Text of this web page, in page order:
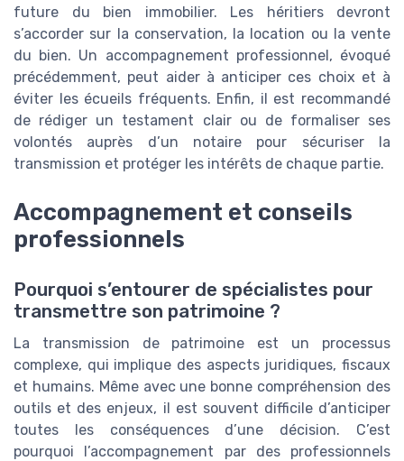
future du bien immobilier. Les héritiers devront
s’accorder sur la conservation, la location ou la vente
du bien. Un accompagnement professionnel, évoqué
précédemment, peut aider à anticiper ces choix et à
éviter les écueils fréquents. Enfin, il est recommandé
de rédiger un testament clair ou de formaliser ses
volontés auprès d’un notaire pour sécuriser la
transmission et protéger les intérêts de chaque partie.
Accompagnement et conseils
professionnels
Pourquoi s’entourer de spécialistes pour
transmettre son patrimoine ?
La transmission de patrimoine est un processus
complexe, qui implique des aspects juridiques, fiscaux
et humains. Même avec une bonne compréhension des
outils et des enjeux, il est souvent difficile d’anticiper
toutes les conséquences d’une décision. C’est
pourquoi l’accompagnement par des professionnels